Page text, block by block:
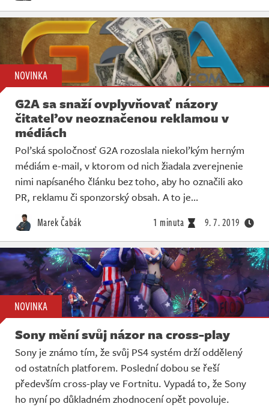
NOVINKA
G2A sa snaží ovplyvňovať názory
čitateľov neoznačenou reklamou v
médiách
Poľská spoločnosť G2A rozoslala niekoľkým herným
médiám e-mail, v ktorom od nich žiadala zverejnenie
nimi napísaného článku bez toho, aby ho označili ako
PR, reklamu či sponzorský obsah. A to je…
Marek Čabák 1 minuta 9. 7. 2019
NOVINKA
Sony mění svůj názor na cross-play
Sony je známo tím, že svůj PS4 systém drží oddělený
od ostatních platforem. Poslední dobou se řeší
především cross-play ve Fortnitu. Vypadá to, že Sony
ho nyní po důkladném zhodnocení opět povoluje.